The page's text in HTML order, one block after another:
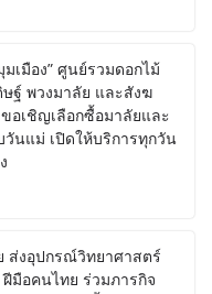
เมือง” ศูนย์รวมดอกไม้
ฐ์ พวงมาลัย และสังฆ
อเชิญเลือกซื้อมาลัยและ
นแม่ เปิดให้บริการทุกวัน
ส่งอุปกรณ์วิทยาศาสตร์
ฝีมือคนไทย ร่วมภารกิจ